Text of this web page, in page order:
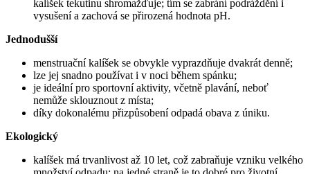
kalíšek tekutinu shromažďuje; tím se zabrání podráždění i
vysušení a zachová se přirozená hodnota pH.
Jednodušší
menstruační kalíšek se obvykle vyprazdňuje dvakrát denně;
lze jej snadno používat i v noci během spánku;
je ideální pro sportovní aktivity, včetně plavání, neboť
nemůže sklouznout z místa;
díky dokonalému přizpůsobení odpadá obava z úniku.
Ekologický
kalíšek má trvanlivost až 10 let, což zabraňuje vzniku velkého